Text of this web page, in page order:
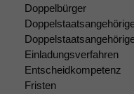
Doppelbürger
Einladungsverfahren
Entscheidkompetenz
Fristen